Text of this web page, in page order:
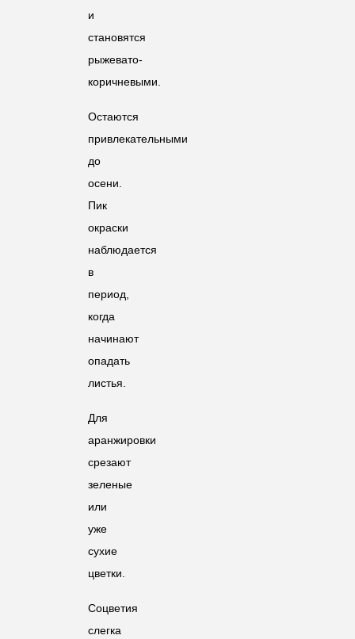
и
становятся
рыжевато-
коричневыми.
Остаются
привлекательными
до
осени.
Пик
окраски
наблюдается
в
период,
когда
начинают
опадать
листья.
Для
аранжировки
срезают
зеленые
или
уже
сухие
цветки.
Соцветия
слегка